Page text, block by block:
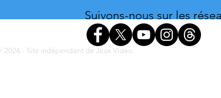
Suivons-nous sur les
- Site indépendant de Jeux Vidéo